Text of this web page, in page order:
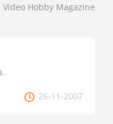
Hobby Magazine
26-11-2007